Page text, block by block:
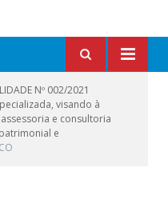
Nº 002/2021
visando à
e consultoria
e